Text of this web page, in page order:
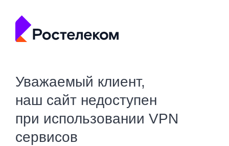
Уважаемый клиент,
наш сайт недоступен
при использовании VPN
сервисов